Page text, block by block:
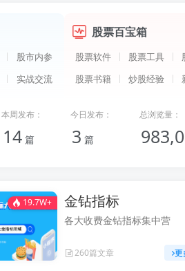
股市内参
实战交流
股票百宝箱
股票软件 股票工具
股票书籍
炒股经验
本周发布：
14 篇
今日发布：
3 篇
总浏览量：
19.7W+ 金钻指标
各大收费金钻指标集中营
260篇文章 更